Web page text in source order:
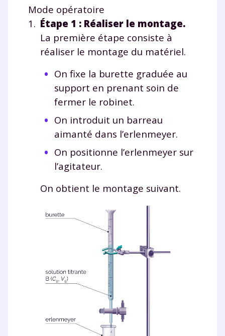
Mode opératoire
Étape 1 : Réaliser le montage.
La première étape consiste à
réaliser le montage du matériel.
On fixe la burette graduée au
support en prenant soin de
fermer le robinet.
On introduit un barreau
aimanté dans l’erlenmeyer.
On positionne l’erlenmeyer sur
l’agitateur.
On obtient le montage suivant.